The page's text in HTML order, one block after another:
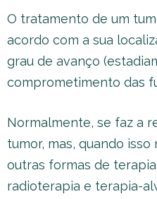
O tratamento de um
acordo com a sua
grau de avanço
comprometimento das
Normalmente, se faz a
tumor, mas, quando
outras formas de
radioterapia e terapia-